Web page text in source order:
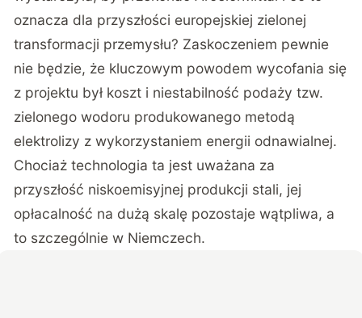
oznacza dla przyszłości europejskiej zielonej
transformacji przemysłu? Zaskoczeniem pewnie
nie będzie, że kluczowym powodem wycofania się
z projektu był koszt i niestabilność podaży tzw.
zielonego wodoru produkowanego metodą
elektrolizy z wykorzystaniem energii odnawialnej.
Chociaż technologia ta jest uważana za
przyszłość niskoemisyjnej produkcji stali, jej
opłacalność na dużą skalę pozostaje wątpliwa, a
to szczególnie w Niemczech.